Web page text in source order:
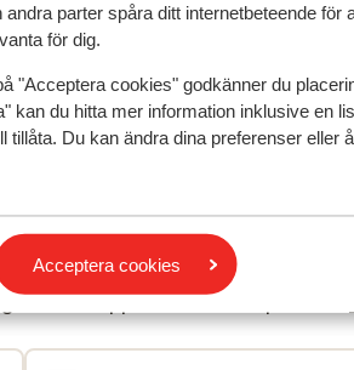
parter spåra ditt internetbeteende för
för dig.
"Acceptera cookies" godkänner du
kan du hitta mer information inklusive en
tillåta. Du kan ändra dina preferenser eller
Acceptera cookies
deras upplevelser av vår produkt.